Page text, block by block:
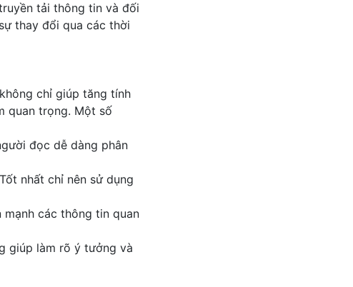
tải thông tin và đối
thay đổi qua các thời
chỉ giúp tăng tính
quan trọng. Một số
đọc dễ dàng phân
nhất chỉ nên sử dụng
các thông tin quan
giúp làm rõ ý tưởng và